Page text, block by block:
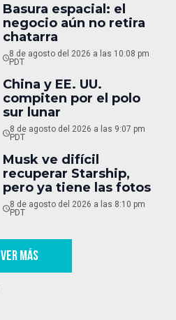
Basura espacial: el
negocio aún no retira
chatarra
8 de agosto del 2026 a las 10:08 pm
PDT
China y EE. UU.
compiten por el polo
sur lunar
8 de agosto del 2026 a las 9:07 pm
PDT
Musk ve difícil
recuperar Starship,
pero ya tiene las fotos
8 de agosto del 2026 a las 8:10 pm
PDT
VER MÁS